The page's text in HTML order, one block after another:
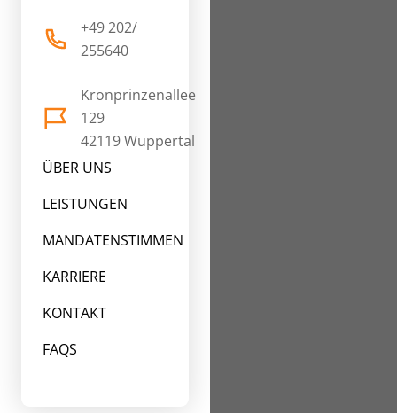
+49 202/
255640
Kronprinzenallee
129
42119 Wuppertal
ÜBER UNS
LEISTUNGEN
MANDATENSTIMMEN
KARRIERE
KONTAKT
FAQS